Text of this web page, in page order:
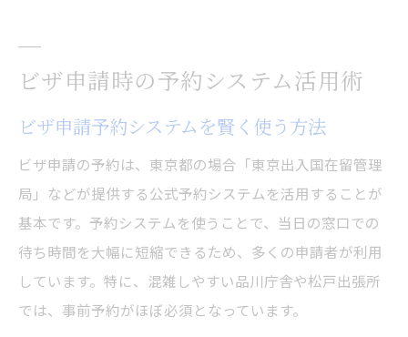
ビザ申請時の予約システム活用術
ビザ申請予約システムを賢く使う方法
ビザ申請の予約は、東京都の場合「東京出入国在留管理
局」などが提供する公式予約システムを活用することが
基本です。予約システムを使うことで、当日の窓口での
待ち時間を大幅に短縮できるため、多くの申請者が利用
しています。特に、混雑しやすい品川庁舎や松戸出張所
では、事前予約がほぼ必須となっています。